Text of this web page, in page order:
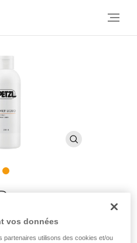
vos données
partenaires utilisons des cookies et/ou